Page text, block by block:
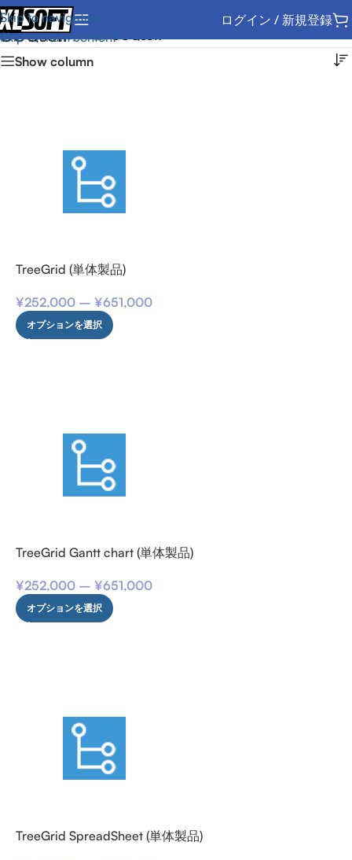
Skip to navigation
Skip to main content
ログイン / 新規登録
COQsoftホーム
Show column
TreeGrid (単体製品)
¥252,000 – ¥651,000
オプションを選択
TreeGrid Gantt chart (単体製品)
¥252,000 – ¥651,000
オプションを選択
TreeGrid SpreadSheet (単体製品)